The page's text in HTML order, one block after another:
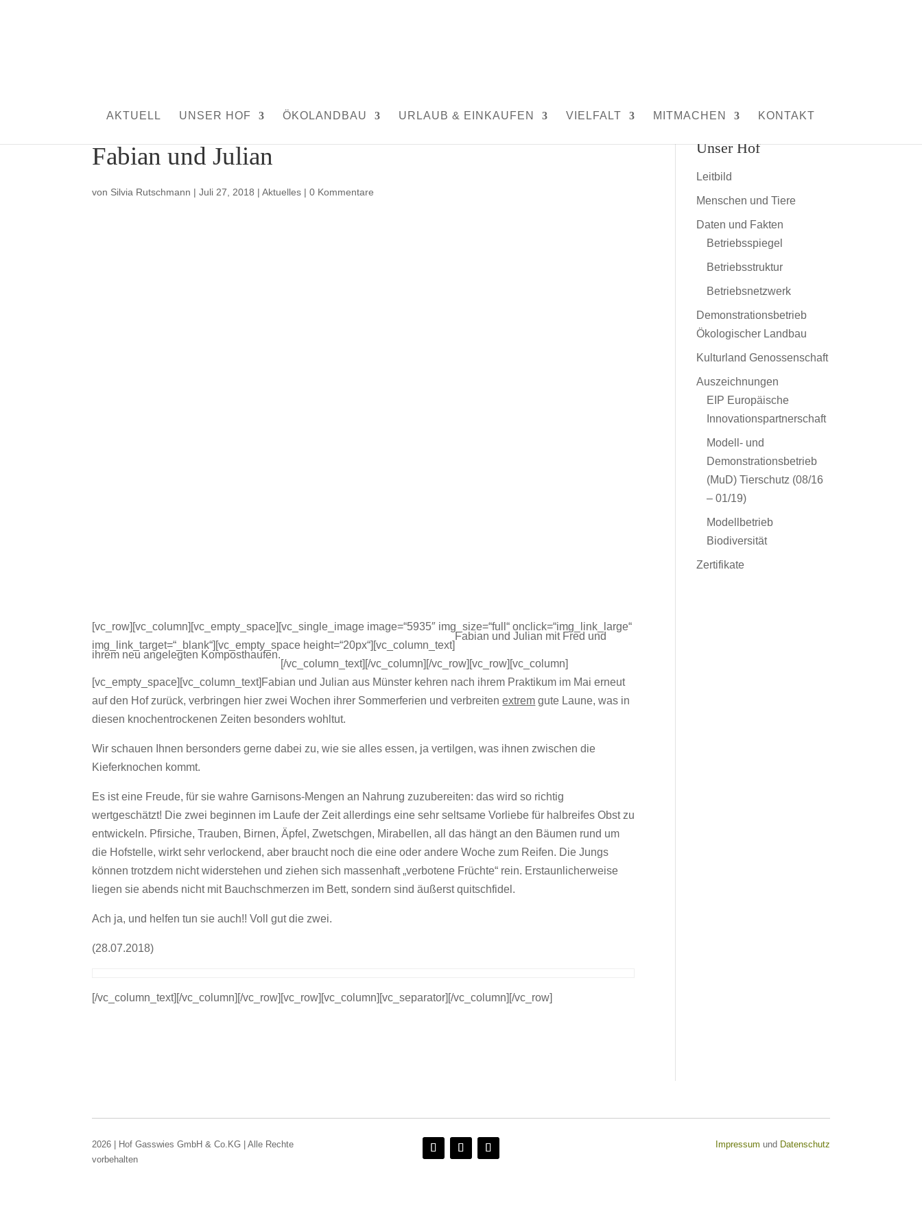
AKTUELL UNSER HOF ÖKOLANDBAU URLAUB & EINKAUFEN VIELFALT MITMACHEN KONTAKT
Fabian und Julian
von Silvia Rutschmann |Juli 27, 2018 |Aktuelles |0 Kommentare
[vc_row][vc_column][vc_empty_space][vc_single_image image=“5935″ img_size=“full“ onclick=“img_link_large“
img_link_target=“_blank“][vc_empty_space height=“20px“][vc_column_text]
Fabian und Julian mit Fred und
ihrem neu angelegten Komposthaufen.
[/vc_column_text][/vc_column][/vc_row][vc_row][vc_column]
[vc_empty_space][vc_column_text]Fabian und Julian aus Münster kehren nach ihrem Praktikum im Mai erneut
auf den Hof zurück, verbringen hier zwei Wochen ihrer Sommerferien und verbreitenextrem gute Laune, was in
diesen knochentrockenen Zeiten besonders wohltut.
Wir schauen Ihnen bersonders gerne dabei zu, wie sie alles essen, ja vertilgen, was ihnen zwischen die
Kieferknochen kommt.
Es ist eine Freude, für sie wahre Garnisons-Mengen an Nahrung zuzubereiten: das wird so richtig
wertgeschätzt! Die zwei beginnen im Laufe der Zeit allerdings eine sehr seltsame Vorliebe für halbreifes Obst zu
entwickeln. Pfirsiche, Trauben, Birnen, Äpfel, Zwetschgen, Mirabellen, all das hängt an den Bäumen rund um
die Hofstelle, wirkt sehr verlockend, aber braucht noch die eine oder andere Woche zum Reifen. Die Jungs
können trotzdem nicht widerstehen und ziehen sich massenhaft „verbotene Früchte“ rein. Erstaunlicherweise
liegen sie abends nicht mit Bauchschmerzen im Bett, sondern sind äußerst quitschfidel.
Ach ja, und helfen tun sie auch!! Voll gut die zwei.
(28.07.2018)
[/vc_column_text][/vc_column][/vc_row][vc_row][vc_column][vc_separator][/vc_column][/vc_row]
Unser Hof
Leitbild
Menschen und Tiere
Daten und Fakten
Betriebsspiegel
Betriebsstruktur
Betriebsnetzwerk
Demonstrationsbetrieb
Ökologischer Landbau
Kulturland Genossenschaft
Auszeichnungen
EIP Europäische
Innovationspartnerschaft
Modell- und
Demonstrationsbetrieb
(MuD) Tierschutz (08/16
– 01/19)
Modellbetrieb
Biodiversität
Zertifikate
2026 | Hof Gasswies GmbH & Co.KG | Alle Rechte
vorbehalten
Impressum und Datenschutz